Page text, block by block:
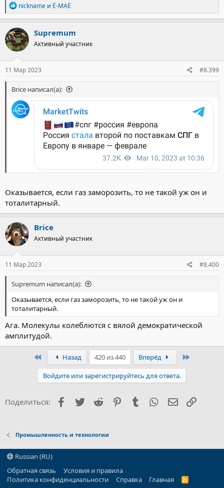
Р
е
а
к
ц
и
и
:
nickname и Ё-МАЁ
Supremum
Активный участник
11 Мар 2023 #8.399
Brice написал(а):
Оказывается, если газ заморозить, то не такой уж он и
тоталитарный.
Brice
Активный участник
11 Мар 2023 #8.400
Supremum написал(а):
Оказывается, если газ заморозить, то не такой уж он и
тоталитарный.
Ага. Молекулы колеблются с вялой демократической
амплитудой.
ПервыйНазад 420 из 440 Вперёд
Войдите или зарегистрируйтесь для ответа.
Поделиться: Facebook
Twitter Reddit PinterestTumblr WhatsApp
Промышленность и технологии
Russian (RU)
Обратная связь
Условия и правила
Политика конфиденциальности
Справка Главная
R